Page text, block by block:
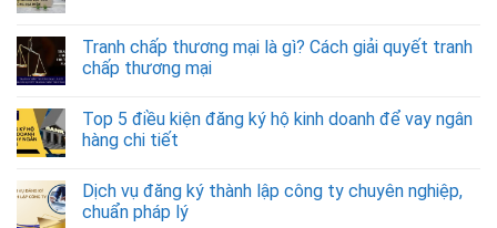
Tranh chấp thương mại là gì? Cách giải quyết tranh
chấp thương mại
Top 5 điều kiện đăng ký hộ kinh doanh để vay ngân
hàng chi tiết
Dịch vụ đăng ký thành lập công ty chuyên nghiệp,
chuẩn pháp lý